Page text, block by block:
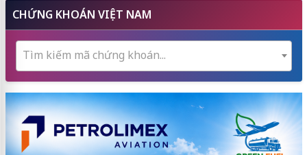
CHỨNG KHOÁN VIỆT NAM
Tìm kiếm mã chứng khoán...